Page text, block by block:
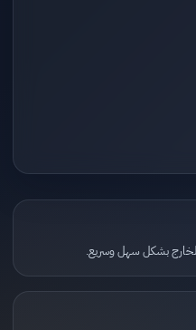
بشكل سهل وسريع.